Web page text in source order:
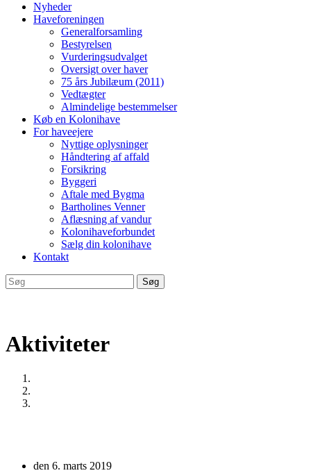
Nyheder
Haveforeningen
Generalforsamling
Bestyrelsen
Vurderingsudvalget
Oversigt over haver
75 års Jubilæum (2011)
Vedtægter
Almindelige bestemmelser
Køb en Kolonihave
For haveejere
Nyttige oplysninger
Håndtering af affald
Forsikring
Byggeri
Aftale med Bygma
Bartholines Venner
Aflæsning af vandur
Kolonihaveforbundet
Sælg din kolonihave
Kontakt
Søg
Aktiviteter
den 6. marts 2019